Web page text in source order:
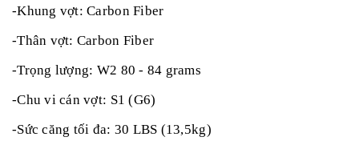
-Khung vợt: Carbon Fiber
-Thân vợt: Carbon Fiber
-Trọng lượng: W2 80 - 84 grams
-Chu vi cán vợt: S1 (G6)
-Sức căng tối đa: 30 LBS (13,5kg)